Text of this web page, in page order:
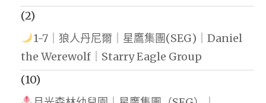
(2)
1-7｜狼人丹尼爾｜星鷹集團(SEG)｜Daniel
the Werewolf｜Starry Eagle Group
(10)